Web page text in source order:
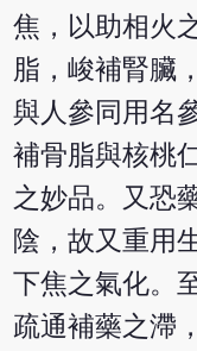
焦，以助相火
脂，峻補腎臟
與人參同用名
補骨脂與核桃
之妙品。又恐
陰，故又重用
下焦之氣化。
疏通補藥之滯